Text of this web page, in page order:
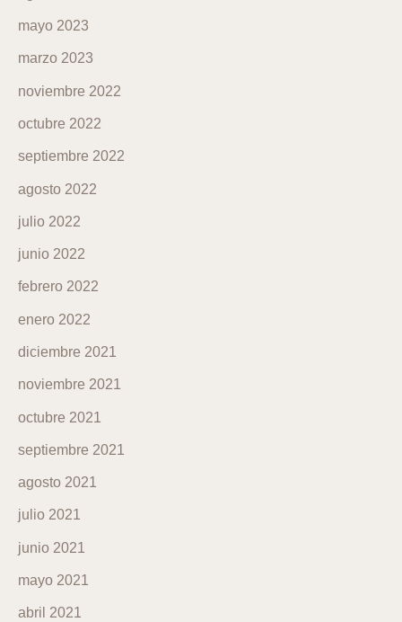
mayo 2023
marzo 2023
noviembre 2022
octubre 2022
septiembre 2022
agosto 2022
julio 2022
junio 2022
febrero 2022
enero 2022
diciembre 2021
noviembre 2021
octubre 2021
septiembre 2021
agosto 2021
julio 2021
junio 2021
mayo 2021
abril 2021